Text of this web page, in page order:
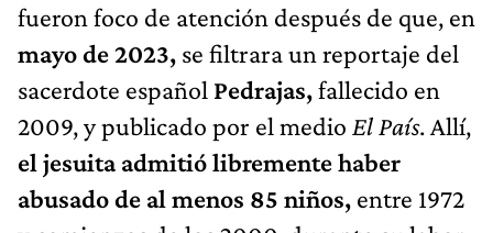
fueron foco de atención después de que, en
mayo de 2023, se filtrara un reportaje del
sacerdote español Pedrajas,fallecido en
2009, y publicado por el medio El País. Allí,
el jesuita admitió libremente haber
abusado de al menos 85 niños, entre 1972